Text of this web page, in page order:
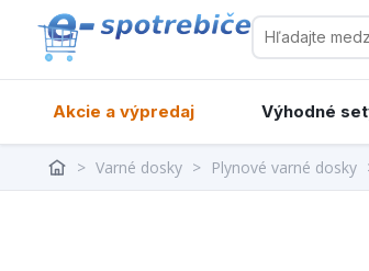
Akcie a výpredaj Výhodné
> Varné dosky > Plynové varné dosky